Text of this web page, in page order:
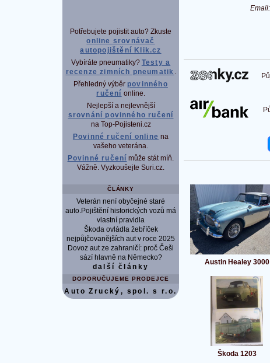
Potřebujete pojistit auto? Zkuste
online srovnávač
autopojištění Klik.cz
Vybíráte pneumatiky? Testy a
recenze zimních pneumatik .
Přehledný výběr povinného
ručení online.
Nejlepší a nejlevnější
srovnání povinného ručení
na Top-Pojisteni.cz
Povinné ručení online na
vašeho veterána.
Povinné ručení může stát míň.
Vážně. Vyzkoušejte Suri.cz.
ČLÁNKY
Veterán není obyčejné staré
auto.Pojištění historických vozů má
vlastní pravidla
Škoda ovládla žebříček
nejpůjčovanějších aut v roce 2025
Dovoz aut ze zahraničí: proč Češi
sází hlavně na Německo?
další články
DOPORUČUJEME PRODEJCE
Auto Zrucký, spol. s r.o.
Austin Healey 3000
Škoda 1203